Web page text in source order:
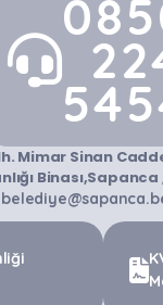
Mimar Sinan